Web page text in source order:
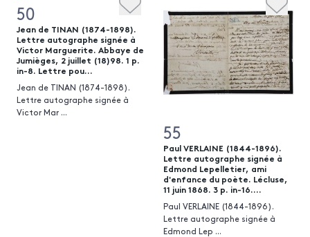
50
Jean de TINAN (1874-1898).
Lettre autographe signée à
Victor Marguerite. Abbaye de
Jumièges, 2 juillet (18)98. 1 p.
in-8. Lettre pou...
Jean de TINAN (1874-1898).
Lettre autographe signée à
Victor Mar ...
55
Paul VERLAINE (1844-1896).
Lettre autographe signée à
Edmond Lepelletier, ami
d'enfance du poète. Lécluse,
11 juin 1868. 3 p. in-16....
Paul VERLAINE (1844-1896).
Lettre autographe signée à
Edmond Lep ...